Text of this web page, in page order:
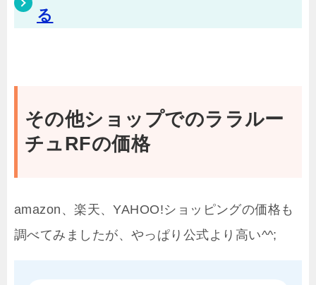
る
その他ショップでのララルー
チュRFの価格
amazon、楽天、YAHOO!ショッピングの価格も
調べてみましたが、やっぱり公式より高い^^;